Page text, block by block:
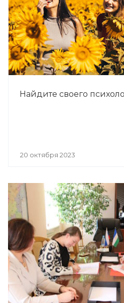
Найдите своего
20 октября 2023